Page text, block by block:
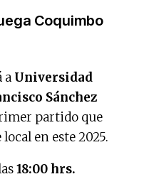
Coquimbo
a Universidad
Sánchez
partido que
en este 2025.
18:00 hrs.